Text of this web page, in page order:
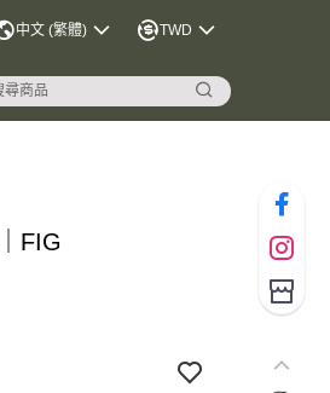
中文 (繁體) TWD
FIG